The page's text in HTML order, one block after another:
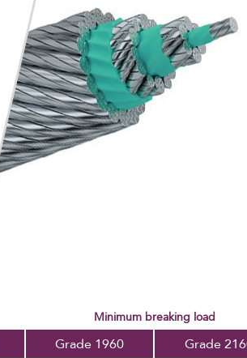
minimum breaking load
Grade 1960 Grade